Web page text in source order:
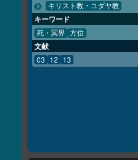
キリスト教・ユダヤ教
キーワード
死・冥界 方位
文献
03 12 13